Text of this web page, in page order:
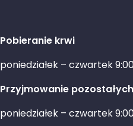
Pobieranie krwi
poniedziałek – czwartek
Przyjmowanie
poniedziałek – czwartek